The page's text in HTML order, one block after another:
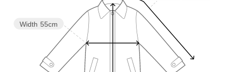
シューズ
スリップオン
Width 55cm